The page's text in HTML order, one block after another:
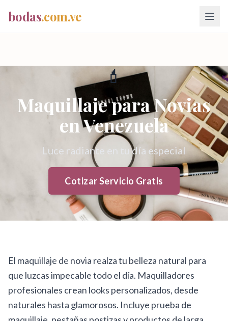
bodas.com.ve
💄
Maquillaje para Novias
en Venezuela
Luce radiante en tu día especial
Cotizar Servicio Gratis
El maquillaje de novia realza tu belleza natural para
que luzcas impecable todo el día. Maquilladores
profesionales crean looks personalizados, desde
naturales hasta glamorosos. Incluye prueba de